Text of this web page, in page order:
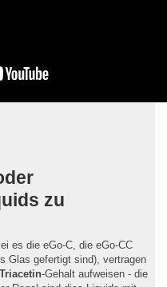
zu
es die eGo-C, die eGo-CC
Glas gefertigt sind), vertragen
Triacetin-Gehalt aufweisen - die